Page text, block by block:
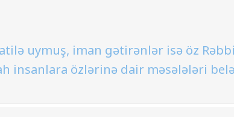
uymuş, iman gətirənlər isə öz
insanlara özlərinə dair məsələləri